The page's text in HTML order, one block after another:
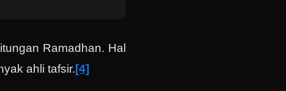
Ramadhan. Hal
ahli tafsir.[4]